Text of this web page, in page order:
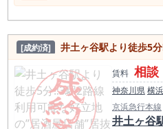
[成約済] 井土ヶ谷駅より徒歩5分‼︎3駅2路線
賃料 相談
神奈川県横
京浜急行本線
井土ヶ谷